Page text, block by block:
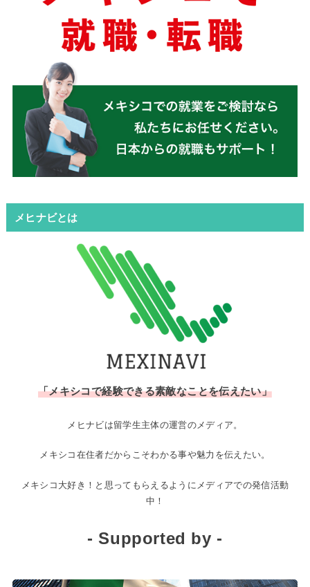
メヒナビとは
「メキシコで経験できる素敵なことを伝えたい」
メヒナビは留学生主体の運営のメディア。
メキシコ在住者だからこそわかる事や魅力を伝えたい。
メキシコ大好き！と思ってもらえるようにメディアでの発信活動
中！
- Supported by -